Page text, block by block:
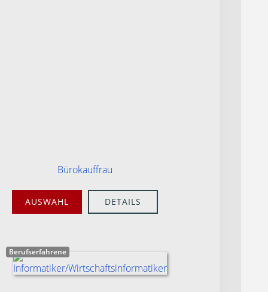
Bürokauffrau
AUSWAHL DETAILS
Berufserfahrene